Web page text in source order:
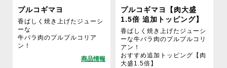
プルコギマヨ
香ばしく焼き上げたジューシ
ーな
牛バラ肉のプルプルコリア
ン！
プルコギマヨ【肉大盛
1.5倍 追加トッピング】
香ばしく焼き上げたジューシ
ーな牛バラ肉のプルプルコリ
アン！
おすすめ追加トッピング【肉
大盛1.5倍】